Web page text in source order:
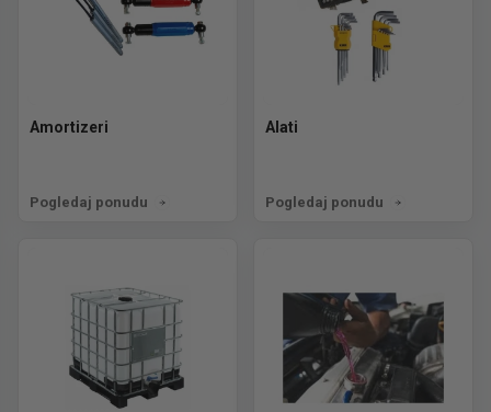
Amortizeri
Pogledaj ponudu
Alati
Pogledaj ponudu